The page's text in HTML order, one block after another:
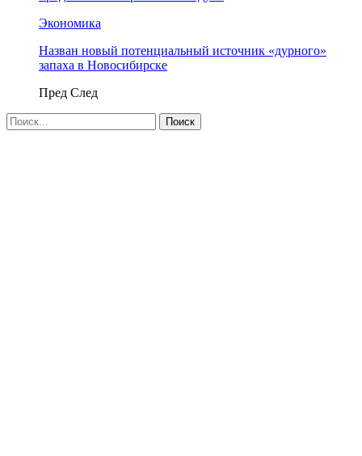
Экономика
Назван новый потенциальный источник «дурного»
запаха в Новосибирске
Пред След